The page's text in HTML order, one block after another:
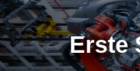
Erste